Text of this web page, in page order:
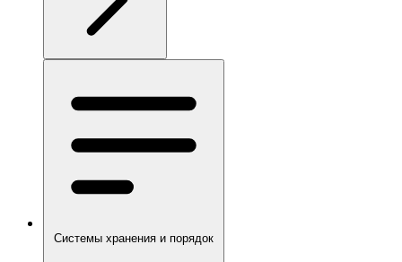
Системы хранения и порядок